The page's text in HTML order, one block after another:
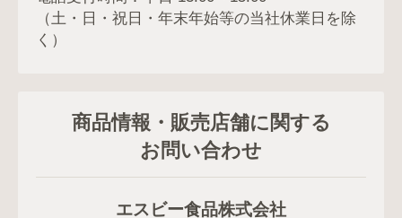
（土・日・祝日・年末年始等の当社休業日を除
く）
商品情報・販売店舗に関する
お問い合わせ
エスビー食品株式会社